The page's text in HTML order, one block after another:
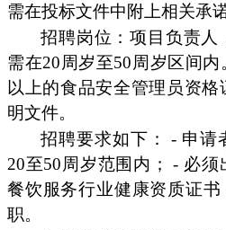
需在投标文件中附上相关承
招聘岗位：项目负责人
需在20周岁至50周岁区间
以上的食品安全管理员资
明文件。
招聘要求如下： - 申请
20至50周岁范围内； - 必
餐饮服务行业健康资质证
职。